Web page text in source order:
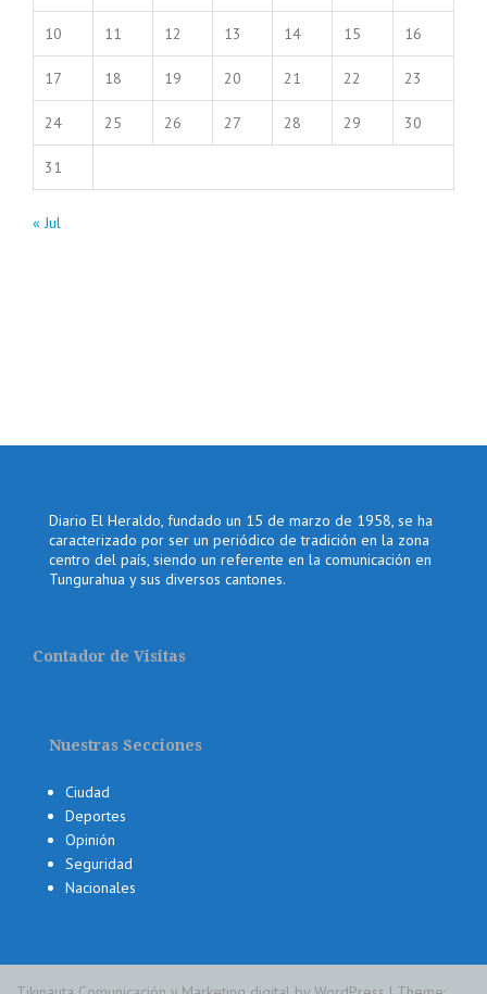
10 11 12 13 14 15 16
17 18 19 20 21 22 23
24 25 26 27 28 29 30
31
« Jul
Diario El Heraldo, fundado un 15 de marzo de 1958, se ha
caracterizado por ser un periódico de tradición en la zona
centro del país, siendo un referente en la comunicación en
Tungurahua y sus diversos cantones.
Contador de Visitas
Nuestras Secciones
Ciudad
Deportes
Opinión
Seguridad
Nacionales